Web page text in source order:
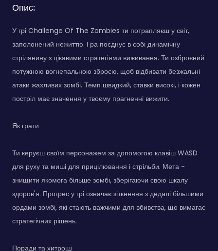
Опис:
У грі Challenge Of The Zombies ти потрапляєш у світ,
заполонений нежиттю. Гра поєднує в собі динамічну
стрілянину з цікавими стратегіями виживання. Ти озброєний
потужною вогнепальною зброєю, щоб відбивати безжальні
атаки жахливих зомбі. Темп швидкий, ставки високі, і кожен
постріл має значення у твоєму прагненні вижити.
Як грати
Ти керуєш своїм персонажем за допомогою клавіш WASD
для руху та миші для прицілювання і стрільби. Мета -
знищити якомога більше зомбі, зберігаючи свою шкалу
здоров'я. Прогрес у грі означає зіткнення з дедалі більшими
ордами зомбі, які стають важчими для вбивства, що вимагає
стратегічних рішень.
Поради та хитрощі